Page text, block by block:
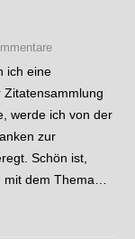
ich eine
Zitatensammlung
werde ich von der
zur
Schön ist,
mit dem Thema…